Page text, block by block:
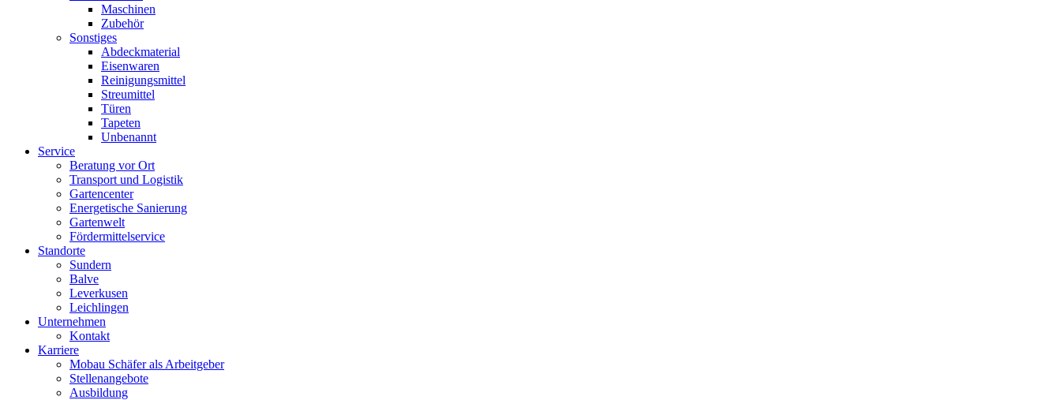
Maschinen
Zubehör
Sonstiges
Abdeckmaterial
Eisenwaren
Reinigungsmittel
Streumittel
Türen
Tapeten
Unbenannt
Service
Beratung vor Ort
Transport und Logistik
Gartencenter
Energetische Sanierung
Gartenwelt
Fördermittelservice
Standorte
Sundern
Balve
Leverkusen
Leichlingen
Unternehmen
Kontakt
Karriere
Mobau Schäfer als Arbeitgeber
Stellenangebote
Ausbildung